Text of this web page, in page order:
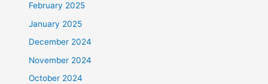
February 2025
January 2025
December 2024
November 2024
October 2024